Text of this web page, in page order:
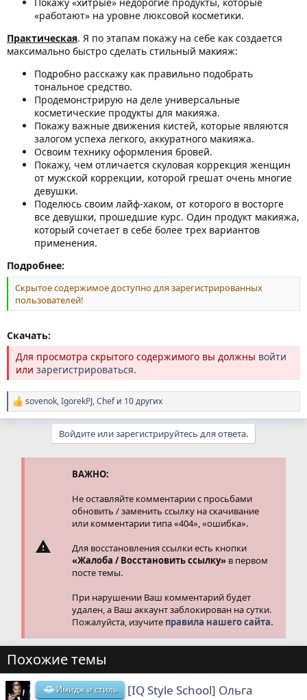
«работают» на уровне люксовой косметики.
Практическая. Я по этапам покажу на себе как создается
максимально быстро сделать стильный макияж:
Подробно расскажу как правильно подобрать
тональное средство.
Продемонстрирую на деле универсальные
косметические продукты для макияжа.
Покажу важные движения кистей, которые являются
залогом успеха легкого, аккуратного макияжа.
Освоим технику оформления бровей.
Покажу, чем отличается скуловая коррекция женщин
от мужской коррекции, которой грешат очень многие
девушки.
Поделюсь своим лайф-хаком, от которого в восторге
все девушки, прошедшие курс. Один продукт макияжа,
который сочетает в себе более трех вариантов
применения.
Подробнее:
Скрытое содержимое доступно для зарегистрированных
пользователей!
Скачать:
Для просмотра скрытого содержимого вы должны войти
или зарегистрироваться.
Р
е
sovenok,IgorekPJ,Chefи 10 других
Войдите или зарегистрируйтесь для ответа.
ВАЖНО:
Не оставляйте комментарии с просьбами
обновить / заменить ссылку на скачивание
или комментарии типа «404», «ошибка».
Для восстановления ссылки есть кнопки
«Жалоба / Восстановить ссылку» в первом
посте темы.
При нарушении Ваш комментарий будет
удален, а Ваш аккаунт заблокирован на сутки.
Пожалуйста, изучите правила нашего сайта.
Похожие темы
Имидж и стиль
[IQ Style School] Ольга